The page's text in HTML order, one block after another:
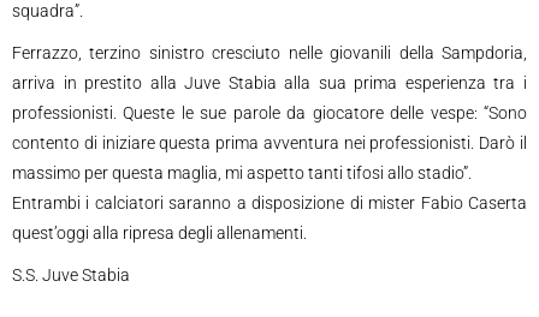
squadra”.
Ferrazzo, terzino sinistro cresciuto nelle giovanili della Sampdoria,
arriva in prestito alla Juve Stabia alla sua prima esperienza tra i
professionisti. Queste le sue parole da giocatore delle vespe: “Sono
contento di iniziare questa prima avventura nei professionisti. Darò il
massimo per questa maglia, mi aspetto tanti tifosi allo stadio”.
Entrambi i calciatori saranno a disposizione di mister Fabio Caserta
quest’oggi alla ripresa degli allenamenti.
S.S. Juve Stabia